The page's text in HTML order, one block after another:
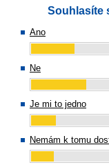
Souhlasíte
Ano
Ne
Je mi to jedno
Nemám k tomu